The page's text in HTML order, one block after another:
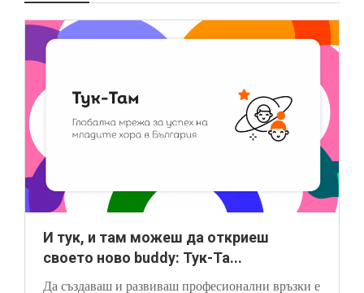
И тук, и там можеш да откриеш
своето ново buddy: Тук-Та...
Да създаваш и развиваш професионални връзки е